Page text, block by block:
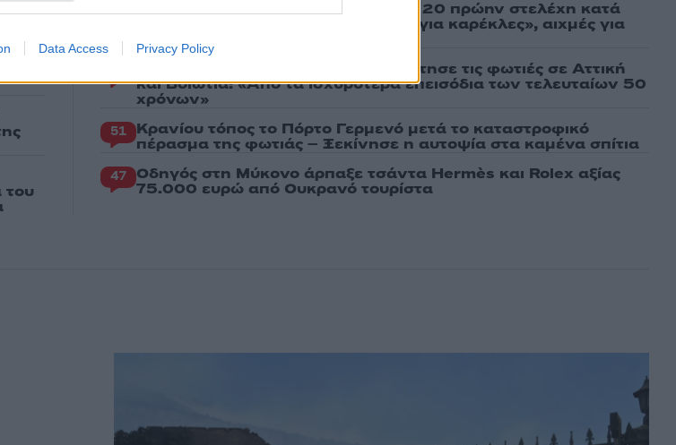
Data Access Privacy Policy
του
85 Αυγερινός, Μουτσάτσου και ακόμη 20 πρώην στελέχη κατά
Καρυστιανού: «Δεν αποχωρήσαμε για καρέκλες», αιχμές για
«συγκεντρωτικό μοντέλο»
Το πολωμένο μελτέμι που τροφοδότησε τις φωτιές σε Αττική
και Βοιωτία: «Από τα ισχυρότερα επεισόδια των τελευταίων 50
χρόνων»
51 Κρανίου τόπος το Πόρτο Γερμενό μετά το καταστροφικό
πέρασμα της φωτιάς – Ξεκίνησε η αυτοψία στα καμένα σπίτια
47 Οδηγός στη Μύκονο άρπαξε τσάντα Hermès και Rolex αξίας
75.000 ευρώ από Ουκρανό τουρίστα